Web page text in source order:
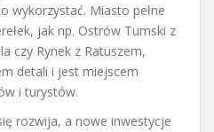
wykorzystać. Miasto pełne
jak np. Ostrów Tumski z
czy Rynek z Ratuszem,
detali i jest miejscem
i turystów.
rozwija, a nowe inwestycje